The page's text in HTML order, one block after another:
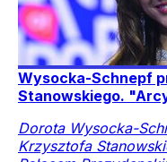
Wysocka-Schnepf
Stanowskiego.
Dorota Wysocka-
Krzysztofa